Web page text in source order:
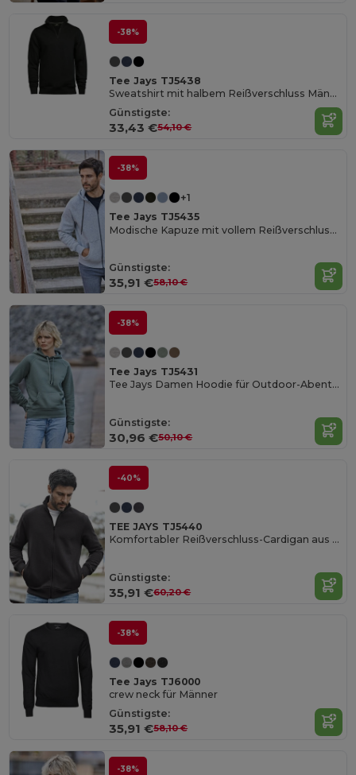
-38%
Tee Jays TJ5438
Sweatshirt mit halbem Reißverschluss Männer
Günstigste:
33,43 €54,10 €
-38%
+1
Tee Jays TJ5435
Modische Kapuze mit vollem Reißverschluss Männer
Günstigste:
35,91 €58,10 €
-38%
Tee Jays TJ5431
Tee Jays Damen Hoodie für Outdoor-Abenteuer
Günstigste:
30,96 €50,10 €
-40%
TEE JAYS TJ5440
Komfortabler Reißverschluss-Cardigan aus Baumwollmischung
Günstigste:
35,91 €60,20 €
-38%
Tee Jays TJ6000
crew neck für Männer
Günstigste:
35,91 €58,10 €
-38%